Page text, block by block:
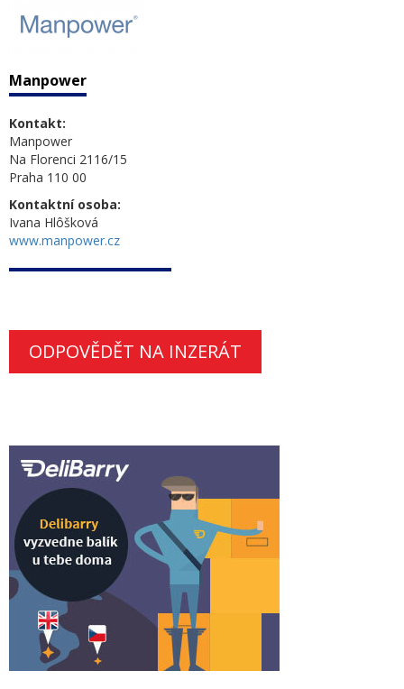
Manpower
Kontakt:
Manpower
Na Florenci 2116/15
Praha 110 00
Kontaktní osoba:
Ivana Hlôšková
www.manpower.cz
ODPOVĚDĚT NA INZERÁT